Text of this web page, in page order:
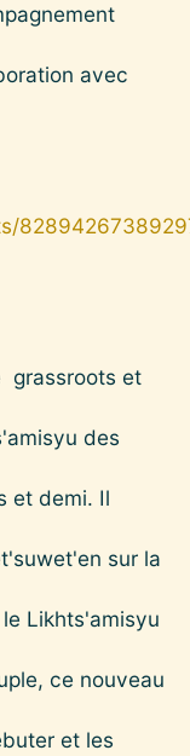
avec
grassroots et
des
et demi. Il
sur la
Likhts'amisyu
ce nouveau
et les